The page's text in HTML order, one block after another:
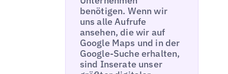
benötigen. Wenn wir
uns alle Aufrufe
ansehen, die wir auf
Google Maps und in der
Google-Suche erhalten,
sind Inserate unser